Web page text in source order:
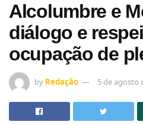
Alcolumbre e
diálogo e
ocupação de
by Redação 5 de agosto